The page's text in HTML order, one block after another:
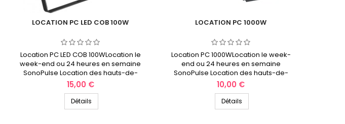
LOCATION PC LED COB 100W
Location PC LED COB 100WLocation le
week-end ou 24 heures en semaine
SonoPulse Location des hauts-de-
France
Prix
15,00 €
Détails
LOCATION PC 1000W
Location PC 1000WLocation le week-
end ou 24 heures en semaine
SonoPulse Location des hauts-de-
France
Prix
10,00 €
Détails